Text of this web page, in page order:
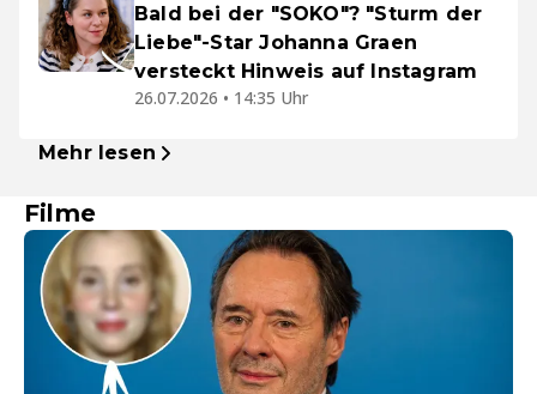
Bald bei der "SOKO"? "Sturm der
Liebe"-Star Johanna Graen
versteckt Hinweis auf Instagram
26.07.2026 • 14:35 Uhr
Mehr lesen
Filme